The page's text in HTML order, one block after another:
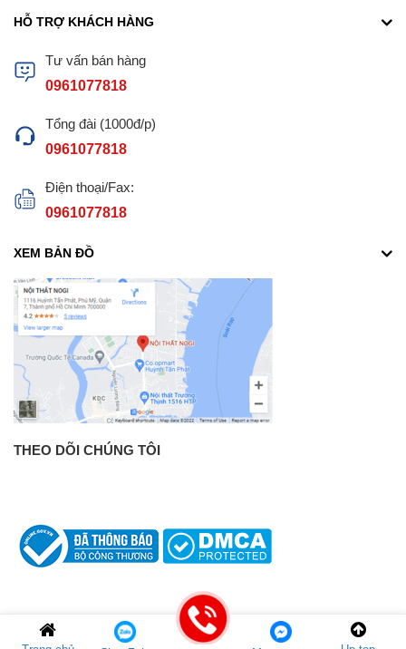
HỖ TRỢ KHÁCH HÀNG
Tư vấn bán hàng
0961077818
Tổng đài (1000đ/p)
0961077818
Điện thoại/Fax:
0961077818
XEM BẢN ĐỒ
THEO DÕI CHÚNG TÔI